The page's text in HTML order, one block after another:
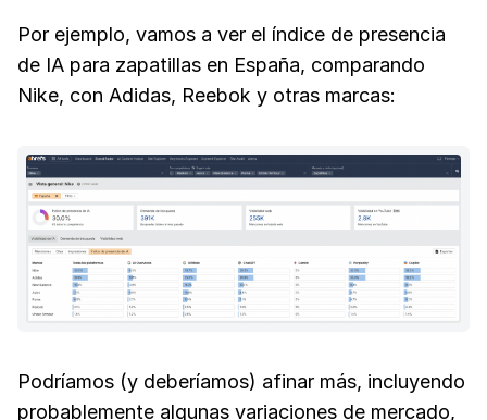
Por ejemplo, vamos a ver el índice de presencia
de IA para zapatillas en España, comparando
Nike, con Adidas, Reebok y otras marcas:
Podríamos (y deberíamos) afinar más, incluyendo
probablemente algunas variaciones de mercado,